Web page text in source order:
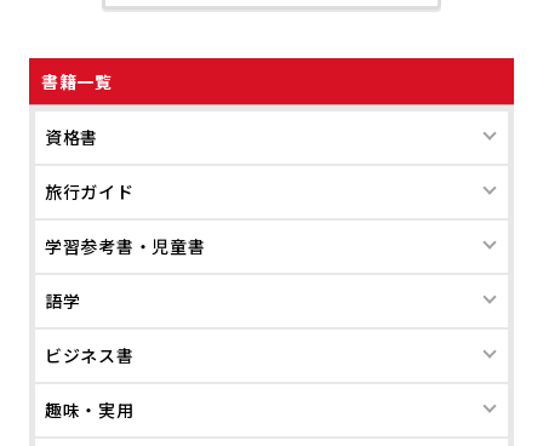
書籍一覧
資格書
旅行ガイド
学習参考書・児童書
語学
ビジネス書
趣味・実用